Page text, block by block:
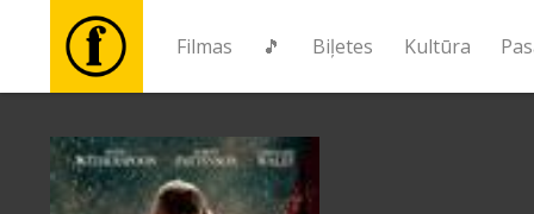
Filmas 🎵 Biļetes Kultūra
🎵